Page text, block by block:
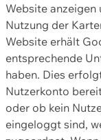
Website
Nutzung der
Website erhält
entsprechende
haben. Dies
Nutzerkonto
oder ob kein
eingeloggt sind,